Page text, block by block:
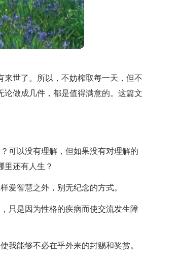
世了。所以，不妨榨取每一天，但不
做成几件，都是值得满意的。这篇文
可以没有理解，但如果没有对理解的
里还有人生？
爱智慧之外，别无纪念的方式。
只是因为性格的疾病而使交流发生障
我能够不必在乎外来的封赐和奖赏。